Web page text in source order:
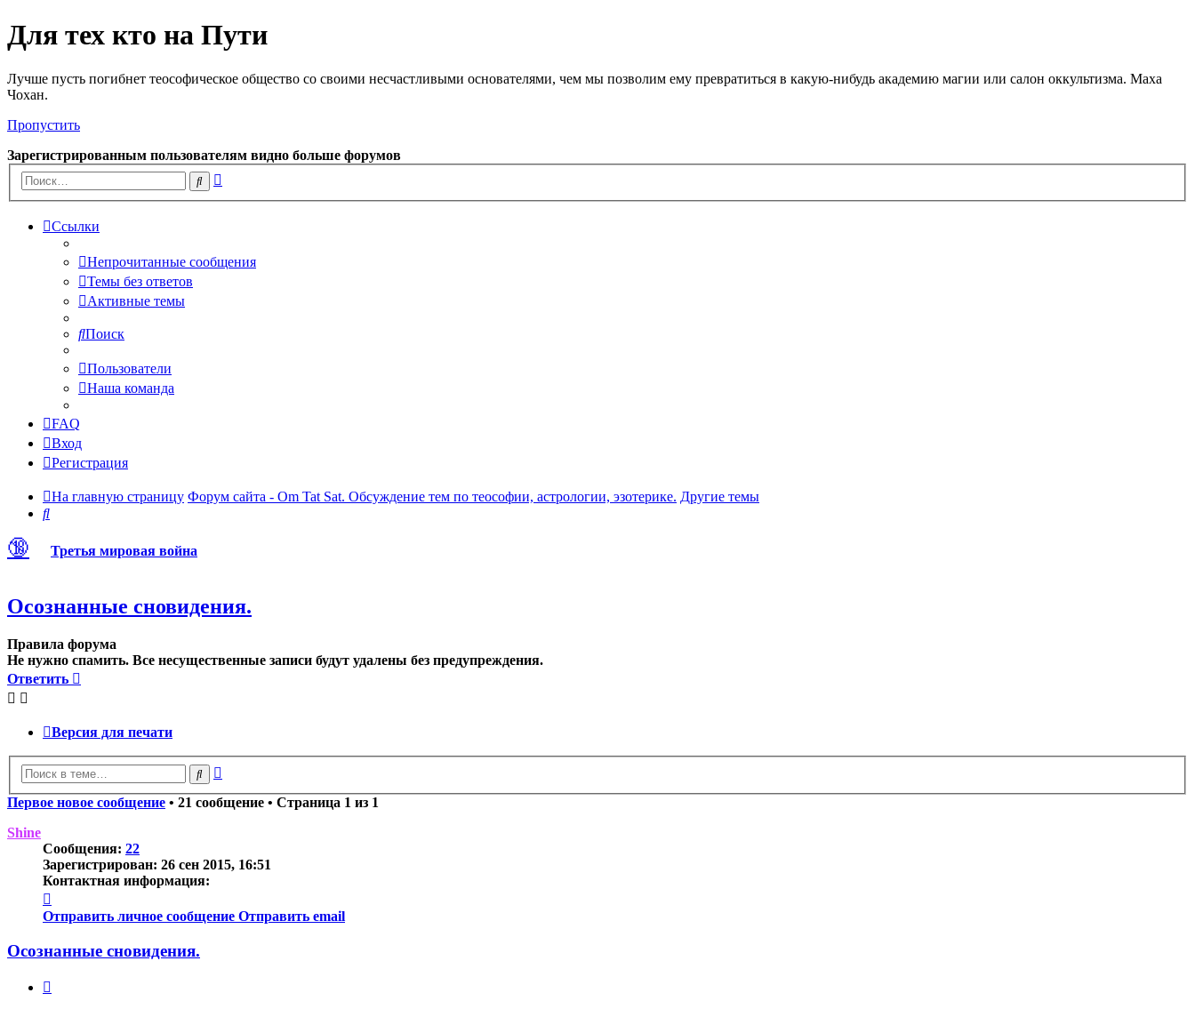
Для тех кто на Пути
Лучше пусть погибнет теософическое общество со своими несчастливыми основателями, чем мы позволим ему превратиться в какую-нибудь академию магии или салон оккультизма. Маха
Чохан.
Пропустить
Зарегистрированным пользователям видно больше форумов
Поиск
Ссылки
Непрочитанные сообщения
Темы без ответов
Активные темы
Поиск
Пользователи
Наша команда
FAQ
Вход
Регистрация
На главную страницу Форум сайта - Om Tat Sat. Обсуждение тем по теософии, астрологии, эзотерике. Другие темы
Поиск
🔞 Третья мировая война
Осознанные сновидения.
Правила форума
Не нужно спамить. Все несущественные записи будут удалены без предупреждения.
Ответить
Версия для печати
Поиск
Первое новое сообщение • 21 сообщение • Страница 1 из 1
Shine
Сообщения: 22
Зарегистрирован: 26 сен 2015, 16:51
Контактная информация:
информация
пользователя
Отправить личное сообщение Отправить email
Осознанные сновидения.